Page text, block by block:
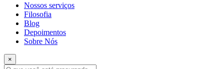
Nossos serviços
Filosofia
Blog
Depoimentos
Sobre Nós
×